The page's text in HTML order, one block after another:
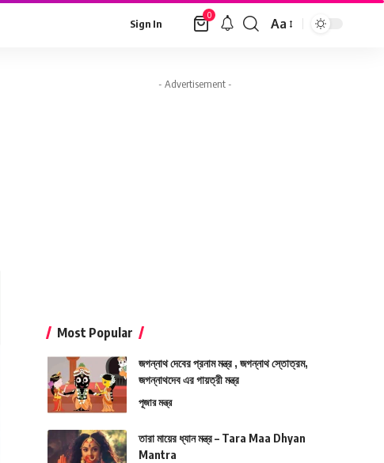
Sign In
0
Font
Aa
- Advertisement -
Most Popular
জগন্নাথ দেবের প্রনাম মন্ত্র , জগন্নাথ স্তোত্রম,
জগন্নাথদেব এর গায়ত্রী মন্ত্র
পূজার মন্ত্র
তারা মায়ের ধ্যান মন্ত্র – Tara Maa Dhyan
Mantra